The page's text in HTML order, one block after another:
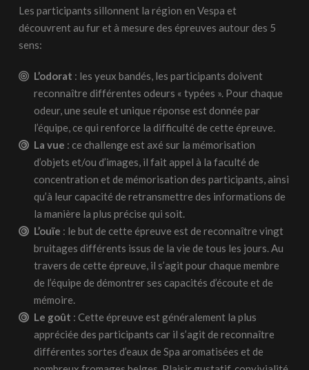
Les participants sillonnent la région en Vespa et
découvrent au fur et à mesure des épreuves autour des 5
sens:
L’odorat : les yeux bandés, les participants doivent
reconnaître différentes odeurs « typées ». Pour chaque
odeur, une seule et unique réponse est donnée par
l’équipe, ce qui renforce la difficulté de cette épreuve.
La vue : ce challenge est axé sur la mémorisation
d’objets et/ou d’images, il fait appel à la faculté de
concentration et de mémorisation des participants, ainsi
qu’à leur capacité de retransmettre des informations de
la manière la plus précise qui soit.
L’ouïe : le but de cette épreuve est de reconnaître vingt
bruitages différents issus de la vie de tous les jours. Au
travers de cette épreuve, il s’agit pour chaque membre
de l’équipe de démontrer ses capacités d’écoute et de
mémoire.
Le goût : Cette épreuve est généralement la plus
appréciée des participants car il s’agit de reconnaître
différentes sortes d’eaux de Spa aromatisées et de